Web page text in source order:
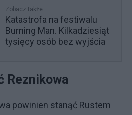
Zobacz także
Katastrofa na festiwalu
Burning Man. Kilkadziesiąt
tysięcy osób bez wyjścia
Reznikowa
powinien stanąć Rustem